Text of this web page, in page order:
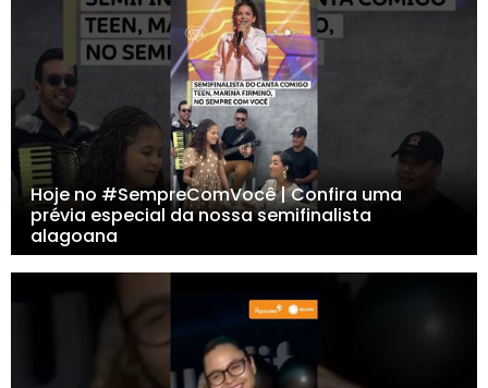
Hoje no #SempreComVocê | Confira uma
prévia especial da nossa semifinalista
alagoana